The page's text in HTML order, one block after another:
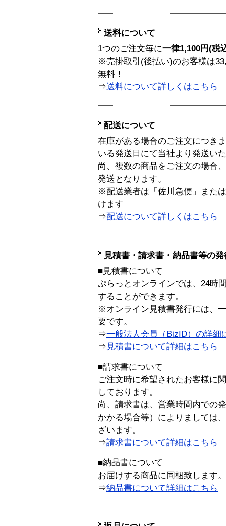
送料について
1つのご注文毎に一律1,100円(税
※売掛取引(後払い)のお客様は
無料！
⇒送料について詳しくはこちら
配送について
在庫がある場合のご注文につき
いる発送日にて当社より発送い
尚、複数の商品をご注文の場合
発送となります。
※配送業者は「佐川急便」また
けます
⇒配送について詳しくはこちら
見積書・請求書・納品書等の
■見積書について
ぷらっとオンラインでは、24時
することができます。
※オンライン見積書発行には、
要です。
⇒一般法人会員（BizID）の詳細
⇒ 見積書について詳細はこちら
■請求書について
ご注文時に希望されたお客様に
しております。
尚、請求書は、営業時間内での
かかる場合等）によりましては
ざいます。
⇒請求書について詳細はこちら
■納品書について
お届けする商品に同梱致します。
⇒納品書について詳細はこちら